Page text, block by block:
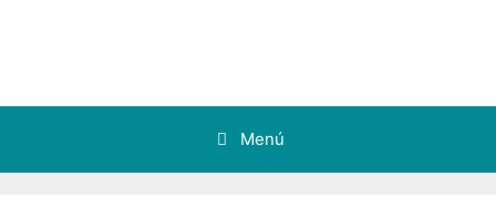
Menú